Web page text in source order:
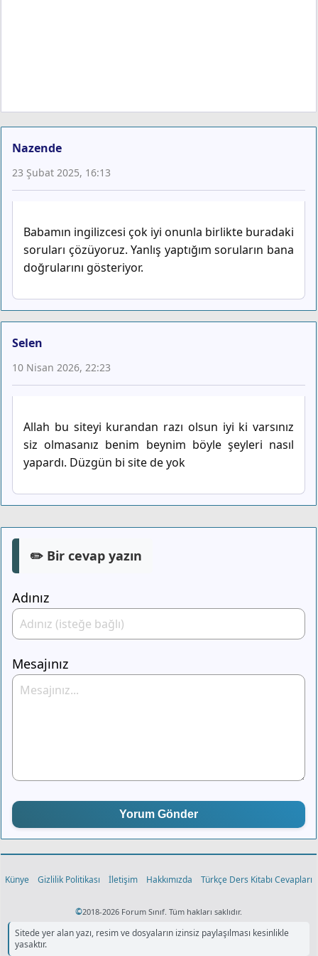
Nazende
23 Şubat 2025, 16:13
Babamın ingilizcesi çok iyi onunla birlikte buradaki
soruları çözüyoruz. Yanlış yaptığım soruların bana
doğrularını gösteriyor.
Selen
10 Nisan 2026, 22:23
Allah bu siteyi kurandan razı olsun iyi ki varsınız
siz olmasanız benim beynim böyle şeyleri nasıl
yapardı. Düzgün bi site de yok
✏️ Bir cevap yazın
Adınız
Mesajınız
Yorum Gönder
Künye Gizlilik Politikası İletişim Hakkımızda Türkçe Ders Kitabı Cevapları
©2018-2026 Forum Sınıf. Tüm hakları saklıdır.
Sitede yer alan yazı, resim ve dosyaların izinsiz paylaşılması kesinlikle
yasaktır.